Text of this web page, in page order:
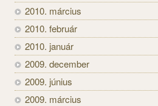
2010. március
2010. február
2010. január
2009. december
2009. június
2009. március